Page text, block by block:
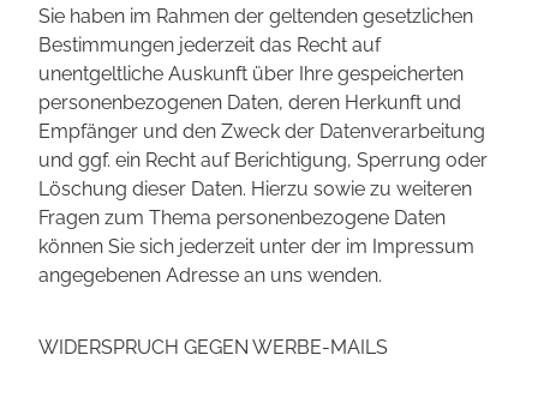
Sie haben im Rahmen der geltenden gesetzlichen
Bestimmungen jederzeit das Recht auf
unentgeltliche Auskunft über Ihre gespeicherten
personenbezogenen Daten, deren Herkunft und
Empfänger und den Zweck der Datenverarbeitung
und ggf. ein Recht auf Berichtigung, Sperrung oder
Löschung dieser Daten. Hierzu sowie zu weiteren
Fragen zum Thema personenbezogene Daten
können Sie sich jederzeit unter der im Impressum
angegebenen Adresse an uns wenden.
WIDERSPRUCH GEGEN WERBE-MAILS